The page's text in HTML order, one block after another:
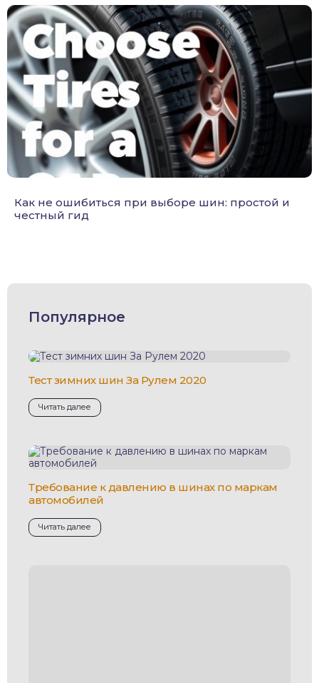
Как не ошибиться при выборе шин: простой и
честный гид
Популярное
Тест зимних шин За Рулем 2020
Читать далее
Требование к давлению в шинах по маркам
автомобилей
Читать далее